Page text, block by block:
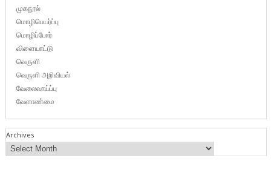
முகநூல்
மொழிபெயர்ப்பு
மொழிப்போர்
விளையாட்டு
வெருளி
வெருளி அறிவியல்
வேலைவாய்ப்பு
வேளாண்மை
Archives